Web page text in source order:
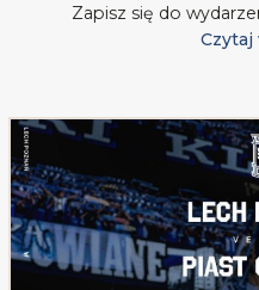
Zapisz się do
Czytaj